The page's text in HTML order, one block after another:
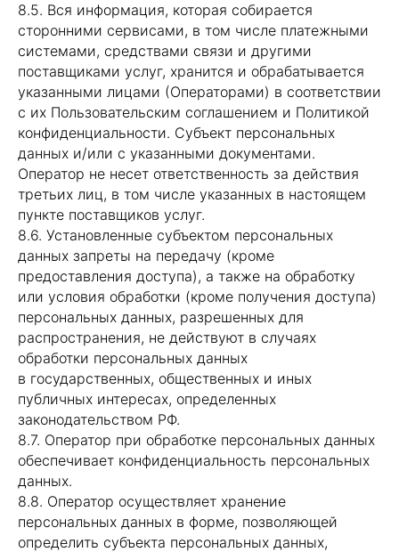
8.5. Вся информация, которая собирается
сторонними сервисами, в том числе платежными
системами, средствами связи и другими
поставщиками услуг, хранится и обрабатывается
указанными лицами (Операторами) в соответствии
с их Пользовательским соглашением и Политикой
конфиденциальности. Субъект персональных
данных и/или с указанными документами.
Оператор не несет ответственность за действия
третьих лиц, в том числе указанных в настоящем
пункте поставщиков услуг.
8.6. Установленные субъектом персональных
данных запреты на передачу (кроме
предоставления доступа), а также на обработку
или условия обработки (кроме получения доступа)
персональных данных, разрешенных для
распространения, не действуют в случаях
обработки персональных данных
в государственных, общественных и иных
публичных интересах, определенных
законодательством РФ.
8.7. Оператор при обработке персональных данных
обеспечивает конфиденциальность персональных
данных.
8.8. Оператор осуществляет хранение
персональных данных в форме, позволяющей
определить субъекта персональных данных,